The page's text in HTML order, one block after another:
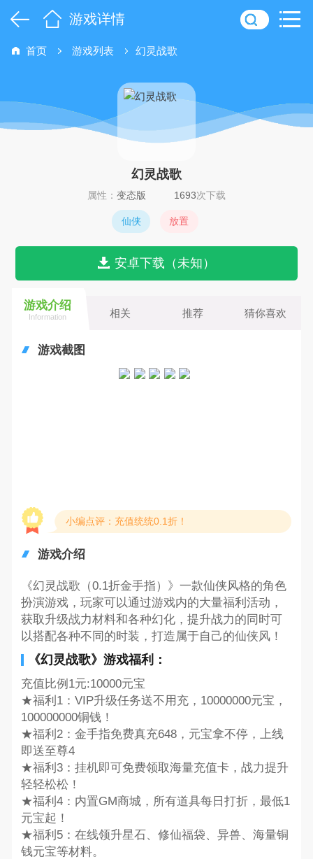
游戏详情
首页 游戏列表 幻灵战歌
幻灵战歌
属性： 变态版 1693次下载
仙侠 放置
安卓下载（未知）
游戏介绍
Information 相关 推荐 猜你喜欢
游戏截图
小编点评：充值统统0.1折！
游戏介绍
《幻灵战歌（0.1折金手指）》一款仙侠风格的角色
扮演游戏，玩家可以通过游戏内的大量福利活动，
获取升级战力材料和各种幻化，提升战力的同时可
以搭配各种不同的时装，打造属于自己的仙侠风！
《幻灵战歌》游戏福利：
充值比例1元:10000元宝
★福利1：VIP升级任务送不用充，10000000元宝，
100000000铜钱！
★福利2：金手指免费真充648，元宝拿不停，上线
即送至尊4
★福利3：挂机即可免费领取海量充值卡，战力提升
轻轻松松！
★福利4：内置GM商城，所有道具每日打折，最低1
元宝起！
★福利5：在线领升星石、修仙福袋、异兽、海量铜
钱元宝等材料。